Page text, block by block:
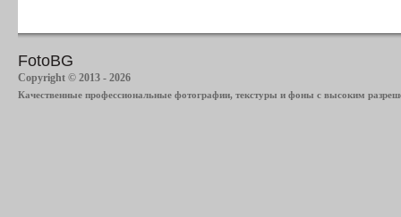
FotoBG
Copyright © 2013 - 2026
Качественные профессиональные фотографии, текстуры и фоны с высоким